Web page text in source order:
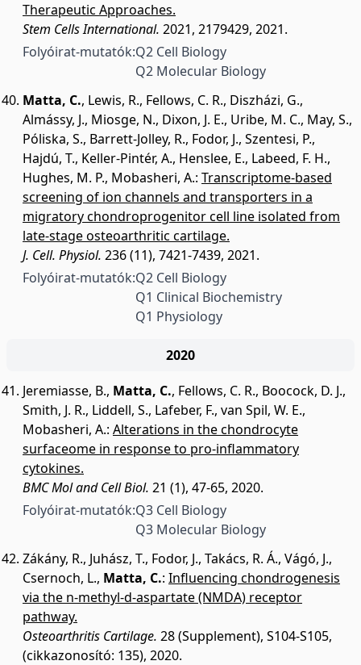
Therapeutic Approaches.
Stem Cells International. 2021, 2179429, 2021.
Folyóirat-mutatók:Q2 Cell Biology
Q2 Molecular Biology
Matta, C., Lewis, R., Fellows, C. R., Diszházi, G.,
Almássy, J., Miosge, N., Dixon, J. E., Uribe, M. C., May, S.,
Póliska, S., Barrett-Jolley, R., Fodor, J., Szentesi, P.,
Hajdú, T., Keller-Pintér, A., Henslee, E., Labeed, F. H.,
Hughes, M. P., Mobasheri, A.: Transcriptome-based
screening of ion channels and transporters in a
migratory chondroprogenitor cell line isolated from
late-stage osteoarthritic cartilage.
J. Cell. Physiol. 236 (11), 7421-7439, 2021.
Folyóirat-mutatók:Q2 Cell Biology
Q1 Clinical Biochemistry
Q1 Physiology
2020
Jeremiasse, B., Matta, C., Fellows, C. R., Boocock, D. J.,
Smith, J. R., Liddell, S., Lafeber, F., van Spil, W. E.,
Mobasheri, A.: Alterations in the chondrocyte
surfaceome in response to pro-inflammatory
cytokines.
BMC Mol and Cell Biol. 21 (1), 47-65, 2020.
Folyóirat-mutatók:Q3 Cell Biology
Q3 Molecular Biology
Zákány, R., Juhász, T., Fodor, J., Takács, R. Á., Vágó, J.,
Csernoch, L., Matta, C.: Influencing chondrogenesis
via the n-methyl-d-aspartate (NMDA) receptor
pathway.
Osteoarthritis Cartilage. 28 (Supplement), S104-S105,
(cikkazonosító: 135), 2020.